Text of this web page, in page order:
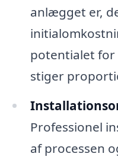
anlægget er,
potentialet for
stiger
Professionel
af processen